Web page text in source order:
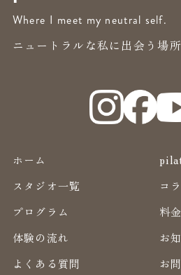
Where I meet my neutral self.
ニュートラルな私に出会う場所
ホーム
スタジオ一覧
コ
プログラム
料金
体験の流れ
お
よくある質問
お